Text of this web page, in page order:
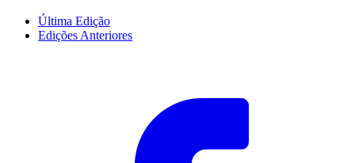
Última Edição
Edições Anteriores